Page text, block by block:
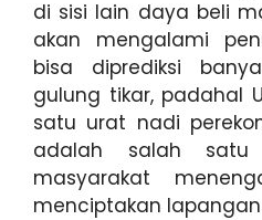
di sisi lain daya beli
akan mengalami
bisa diprediksi
gulung tikar, padahal
satu urat nadi
adalah salah satu
masyarakat
menciptakan lapangan